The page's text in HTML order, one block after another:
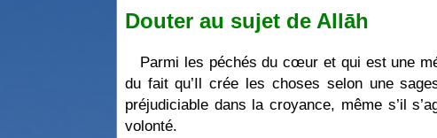
Douter au sujet de Allāh
Parmi les péchés du cœur et qui est une
du fait qu’Il crée les choses selon une
préjudiciable dans la croyance, même s’il
volonté.